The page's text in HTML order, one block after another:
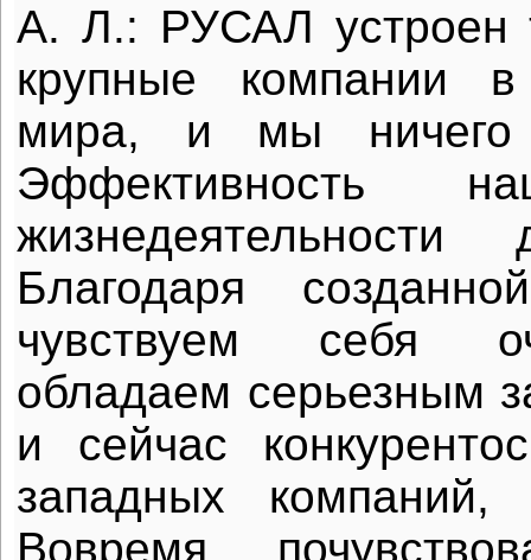
А. Л.: РУСАЛ устроен
крупные компании
мира, и мы ничего
Эффективность
жизнедеятельности
Благодаря
чувствуем себя
обладаем серьезным
и сейчас
западных
Вовремя